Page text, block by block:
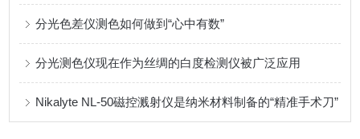
分光色差仪测色如何做到“心中有数”
分光测色仪现在作为丝绸的白度检测仪被广泛应用
Nikalyte NL-50磁控溅射仪是纳米材料制备的“精准手术刀”